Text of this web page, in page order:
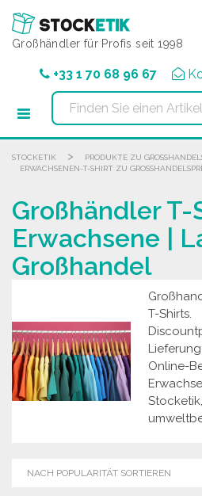
Großhändler für Profis seit 1998
+33 1 70 68 96 67
STOCKETIK > PRODUKTE ZU
ERWACHSENEN-T-SHIRT ZU
Großhändler T-
Erwachsene |
Großhandel
T-